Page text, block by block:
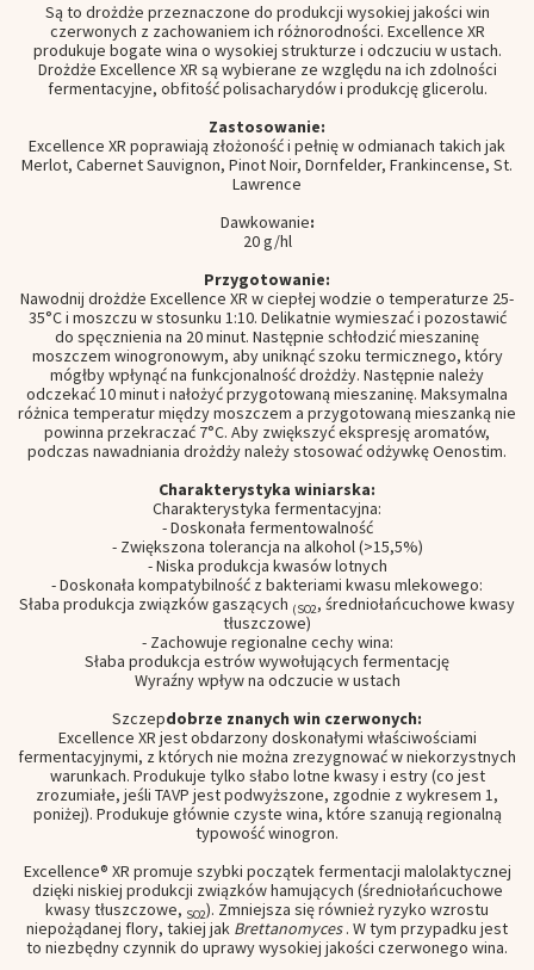
Są to drożdże przeznaczone do produkcji wysokiej jakości win
czerwonych z zachowaniem ich różnorodności. Excellence XR
produkuje bogate wina o wysokiej strukturze i odczuciu w ustach.
Drożdże Excellence XR są wybierane ze względu na ich zdolności
fermentacyjne, obfitość polisacharydów i produkcję glicerolu.
Zastosowanie:
Excellence XR poprawiają złożoność i pełnię w odmianach takich jak
Merlot, Cabernet Sauvignon, Pinot Noir, Dornfelder, Frankincense, St.
Lawrence
Dawkowanie:
20 g/hl
Przygotowanie:
Nawodnij drożdże Excellence XR w ciepłej wodzie o temperaturze 25-
35°C i moszczu w stosunku 1:10. Delikatnie wymieszać i pozostawić
do spęcznienia na 20 minut. Następnie schłodzić mieszaninę
moszczem winogronowym, aby uniknąć szoku termicznego, który
mógłby wpłynąć na funkcjonalność drożdży. Następnie należy
odczekać 10 minut i nałożyć przygotowaną mieszaninę. Maksymalna
różnica temperatur między moszczem a przygotowaną mieszanką nie
powinna przekraczać 7°C. Aby zwiększyć ekspresję aromatów,
podczas nawadniania drożdży należy stosować odżywkę Oenostim.
Charakterystyka winiarska:
Charakterystyka fermentacyjna:
- Doskonała fermentowalność
- Zwiększona tolerancja na alkohol (>15,5%)
- Niska produkcja kwasów lotnych
- Doskonała kompatybilność z bakteriami kwasu mlekowego:
Słaba produkcja związków gaszących (SO2, średniołańcuchowe kwasy
tłuszczowe)
- Zachowuje regionalne cechy wina:
Słaba produkcja estrów wywołujących fermentację
Wyraźny wpływ na odczucie w ustach
Szczepdobrze znanych win czerwonych:
Excellence XR jest obdarzony doskonałymi właściwościami
fermentacyjnymi, z których nie można zrezygnować w niekorzystnych
warunkach. Produkuje tylko słabo lotne kwasy i estry (co jest
zrozumiałe, jeśli TAVP jest podwyższone, zgodnie z wykresem 1,
poniżej). Produkuje głównie czyste wina, które szanują regionalną
typowość winogron.
Excellence® XR promuje szybki początek fermentacji malolaktycznej
dzięki niskiej produkcji związków hamujących (średniołańcuchowe
kwasy tłuszczowe, SO2). Zmniejsza się również ryzyko wzrostu
niepożądanej flory, takiej jak Brettanomyces. W tym przypadku jest
to niezbędny czynnik do uprawy wysokiej jakości czerwonego wina.